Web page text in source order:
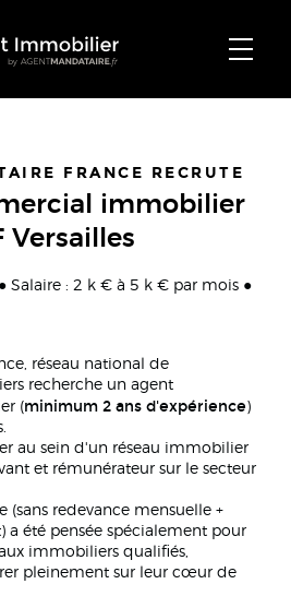
FRANCE RECRUTE
immobilier
Versailles
Salaire : 2 k € à 5 k € par mois ●
réseau national de
recherche un agent
(minimum 2 ans d'expérience )
au sein d'un réseau immobilier
et rémunérateur sur le secteur
(sans redevance mensuelle +
a été pensée spécialement pour
immobiliers qualifiés,
pleinement sur leur cœur de